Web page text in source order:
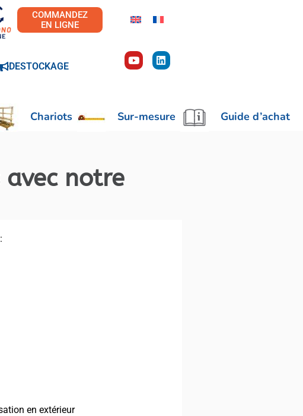
COMMANDEZ
EN LIGNE
DESTOCKAGE
Chariots Sur-mesure Guide d’achat
notre
en extérieur